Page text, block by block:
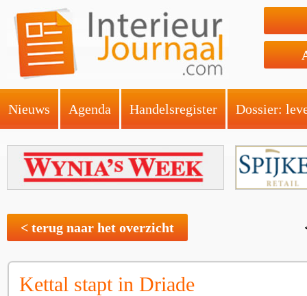
Nieuws Agenda Handelsregister Dossier:
< terug naar het overzicht
Kettal stapt in Driade